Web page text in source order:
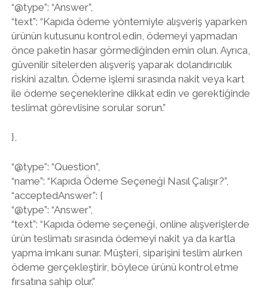
“@type”: “Answer”,
“text”: “Kapıda ödeme yöntemiyle alışveriş yaparken
ürünün kutusunu kontrol edin, ödemeyi yapmadan
önce paketin hasar görmediğinden emin olun. Ayrıca,
güvenilir sitelerden alışveriş yaparak dolandırıcılık
riskini azaltın. Ödeme işlemi sırasında nakit veya kart
ile ödeme seçeneklerine dikkat edin ve gerektiğinde
teslimat görevlisine sorular sorun.”
},
“@type”: “Question”,
“name”: “Kapıda Ödeme Seçeneği Nasıl Çalışır?”,
“acceptedAnswer”: {
“@type”: “Answer”,
“text”: “Kapıda ödeme seçeneği, online alışverişlerde
ürün teslimatı sırasında ödemeyi nakit ya da kartla
yapma imkanı sunar. Müşteri, siparişini teslim alırken
ödeme gerçekleştirir, böylece ürünü kontrol etme
fırsatına sahip olur.”